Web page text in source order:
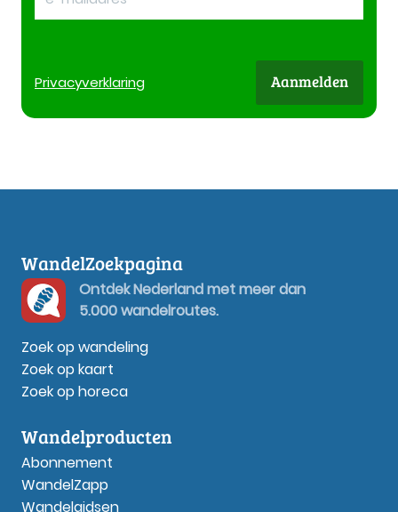
Privacyverklaring Aanmelden
WandelZoekpagina
Ontdek Nederland met meer dan
5.000 wandelroutes.
Zoek op wandeling
Zoek op kaart
Zoek op horeca
Wandelproducten
Abonnement
WandelZapp
Wandelgidsen